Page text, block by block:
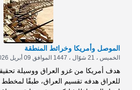
الموصل وأمريكا وخرائط المنطقة
الخميس ، 21 شوّال ، 1447 الموافق 09 أبريل 2026
للعراق هدفه تقسيم العراق، طبقًا